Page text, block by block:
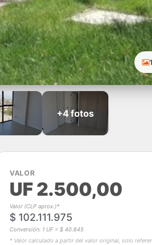
+4 fotos
VALOR
UF 2.500,00
Valor (CLP aprox.)*
$ 102.111.975
Conversión: 1 UF = $ 40.845
* Valor calculado a partir del valor original, solo